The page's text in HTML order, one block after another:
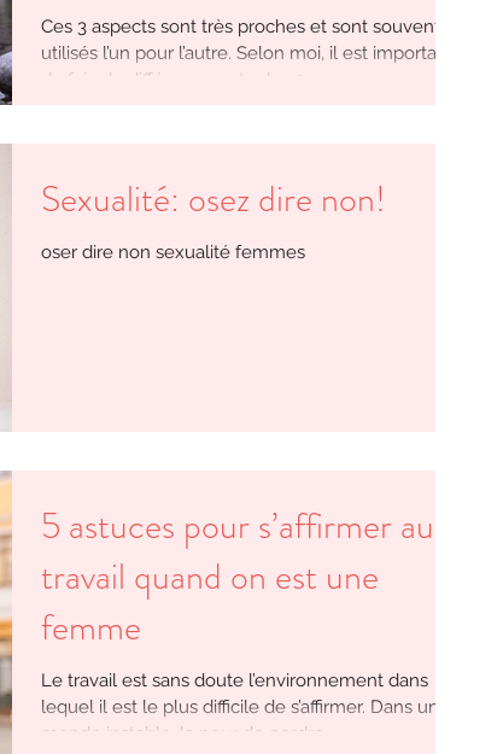
Ces 3 aspects sont très proches et sont souvent
utilisés l’un pour l’autre. Selon moi, il est important
de faire la différence entre les 3
Sexualité: osez dire non!
oser dire non sexualité femmes
5 astuces pour s’affirmer au
travail quand on est une
femme
Le travail est sans doute l’environnement dans
lequel il est le plus difficile de s’affirmer. Dans un
monde instable, la peur de perdre...